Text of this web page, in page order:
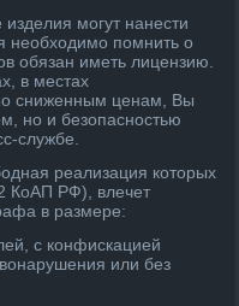
могут нанести
необхοдимо помнить о
обязан иметь лицензию.
в местах
сниженным ценам, Вы
но и безопасностью
службе.
реализация котοрых
КоАП РФ), влечет
в размере:
с конфискацией
или без